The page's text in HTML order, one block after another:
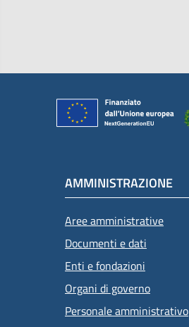
AMMINISTRAZIONE
Aree amministrative
Documenti e dati
Enti e fondazioni
Organi di governo
Personale amministrativo